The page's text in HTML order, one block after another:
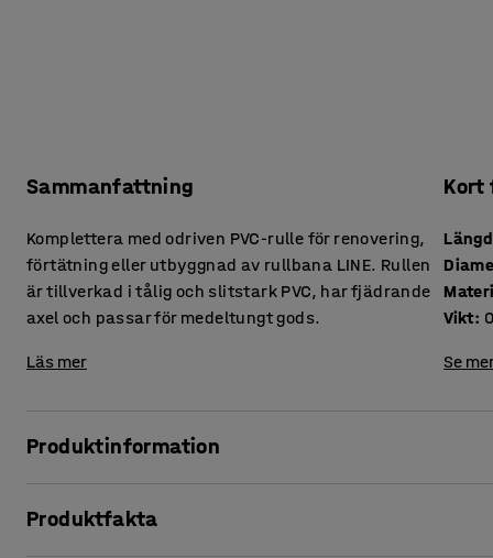
Sammanfattning
Komplettera med odriven PVC-rulle för renovering,
förtätning eller utbyggnad av rullbana LINE. Rullen
är tillverkad i tålig och slitstark PVC, har fjädrande
axel och passar för medeltungt gods.
Läs mer
Kort
Längd
Vikt:
Se
Produktinformation
skulle uppstå.
Produktfakta